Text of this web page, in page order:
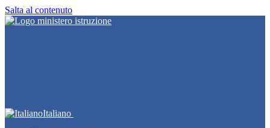
Salta al contenuto
Italiano